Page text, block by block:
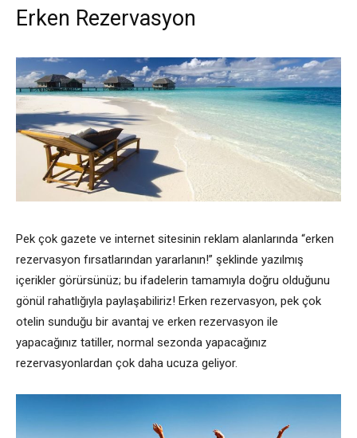
Erken Rezervasyon
Pek çok gazete ve internet sitesinin reklam alanlarında “erken
rezervasyon fırsatlarından yararlanın!” şeklinde yazılmış
içerikler görürsünüz; bu ifadelerin tamamıyla doğru olduğunu
gönül rahatlığıyla paylaşabiliriz! Erken rezervasyon, pek çok
otelin sunduğu bir avantaj ve erken rezervasyon ile
yapacağınız tatiller, normal sezonda yapacağınız
rezervasyonlardan çok daha ucuza geliyor.